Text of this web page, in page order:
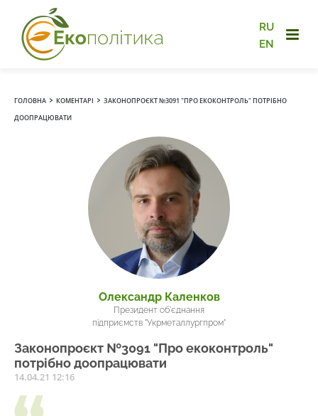
RU
EN
ГОЛОВНА › КОМЕНТАРІ › ЗАКОНОПРОЄКТ №3091 "ПРО ЕКОКОНТРОЛЬ" ПОТРІБНО
ДООПРАЦЮВАТИ
Олександр Каленков
Президент об'єднання
підприємств "Укрметаллургпром"
Законопроєкт №3091 "Про екоконтроль"
потрібно доопрацювати
14.04.21 12:16